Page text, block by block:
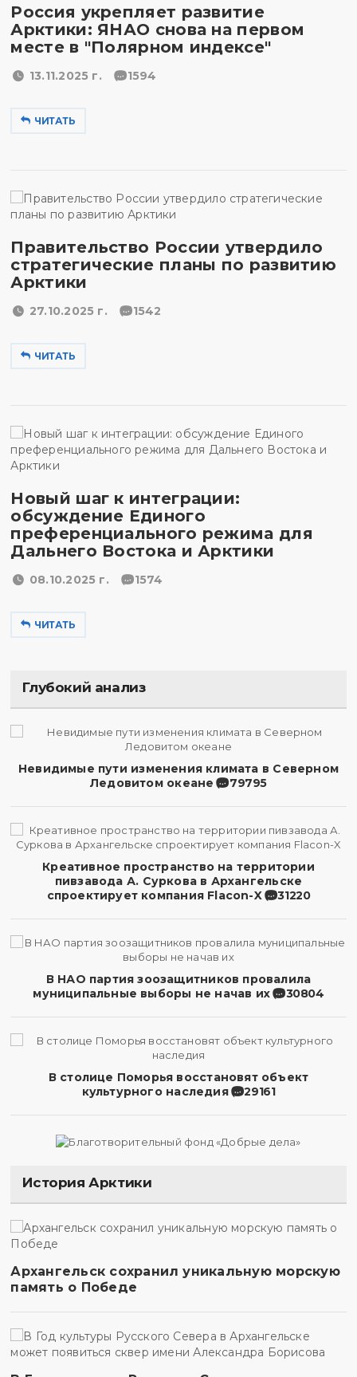
Россия укрепляет развитие
Арктики: ЯНАО снова на первом
месте в "Полярном индексе"
13.11.2025 г. 1594
ЧИТАТЬ
Правительство России утвердило
стратегические планы по развитию
Арктики
27.10.2025 г. 1542
ЧИТАТЬ
Новый шаг к интеграции:
обсуждение Единого
преференциального режима для
Дальнего Востока и Арктики
08.10.2025 г. 1574
ЧИТАТЬ
Глубокий анализ
Невидимые пути изменения климата в Северном
Ледовитом океане
79795
Креативное пространство на территории
пивзавода А. Суркова в Архангельске
спроектирует компания Flacon-X
31220
В НАО партия зоозащитников провалила
муниципальные выборы не начав их
30804
В столице Поморья восстановят объект
культурного наследия
29161
История Арктики
Архангельск сохранил уникальную морскую
память о Победе